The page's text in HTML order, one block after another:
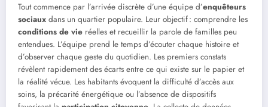
Tout commence par l’arrivée discrète d’une équipe d’enquêteurs
sociaux dans un quartier populaire. Leur objectif : comprendre les
conditions de vie réelles et recueillir la parole de familles peu
entendues. L’équipe prend le temps d’écouter chaque histoire et
d’observer chaque geste du quotidien. Les premiers constats
révèlent rapidement des écarts entre ce qui existe sur le papier et
la réalité vécue. Les habitants évoquent la difficulté d’accès aux
soins, la précarité énergétique ou l’absence de dispositifs